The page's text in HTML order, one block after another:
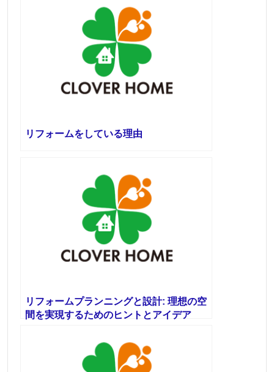
リフォームをしている理由
リフォームプランニングと設計: 理想の空
間を実現するためのヒントとアイデア